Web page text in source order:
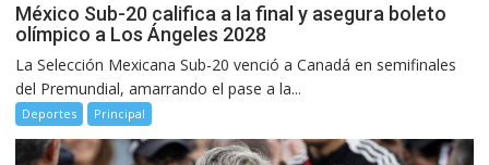
México Sub-20 califica a la final y asegura boleto
olímpico a Los Ángeles 2028
La Selección Mexicana Sub-20 venció a Canadá en semifinales
del Premundial, amarrando el pase a la...
Deportes Principal